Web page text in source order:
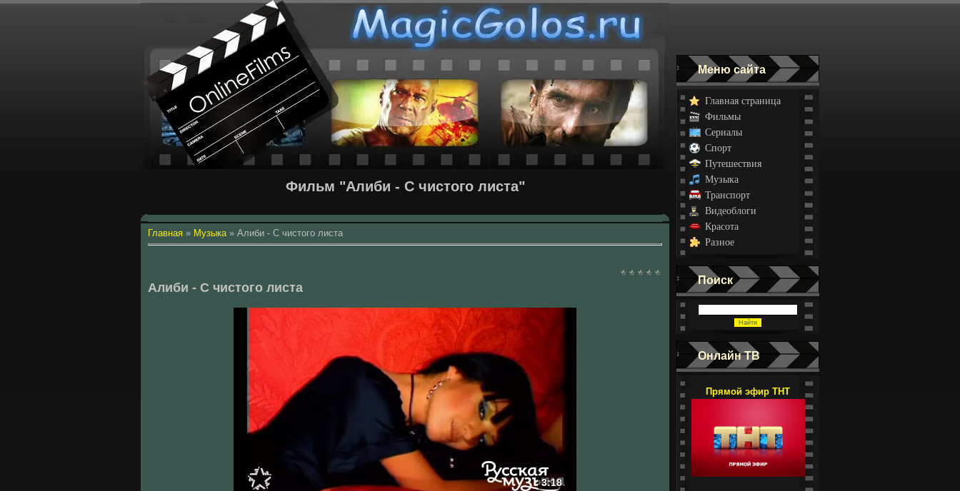
Фильм "Алиби - С чистого листа"
Главная » Музыка» Алиби - С чистого листа
Алиби - С чистого листа
3:18
Меню сайта
Главная страница
Фильмы
Сериалы
Спорт
Путешествия
Музыка
Транспорт
Видеоблоги
Красота
Разное
Поиск
Онлайн ТВ
Прямой эфир ТНТ